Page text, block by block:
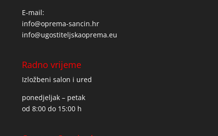
E-mail:
info@oprema-sancin.hr
info@ugostiteljskaoprema.eu
Radno vrijeme
Izložbeni salon i ured
ponedjeljak – petak
od 8:00 do 15:00 h